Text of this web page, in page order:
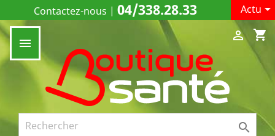
Contactez-nous | 04/338.28.33 Actu

shopping_cart

